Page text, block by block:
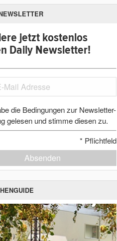
jetzt kostenlos
Daily Newsletter!
die Bedingungen zur Newsletter-
gelesen und stimme diesen zu.
* Pflichtfeld
Absenden